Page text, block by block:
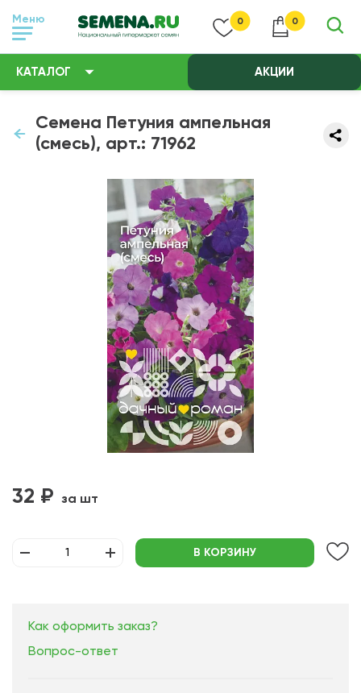
Меню 0 0
КАТАЛОГ АКЦИИ
Семена Петуния ампельная
(смесь), арт.: 71962
32 ₽ за шт
В КОРЗИНУ
Как оформить заказ?
Вопрос-ответ